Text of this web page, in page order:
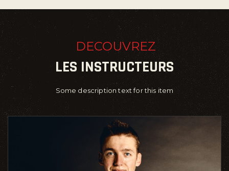
DECOUVREZ
LES INSTRUCTEURS
Some description text for this item